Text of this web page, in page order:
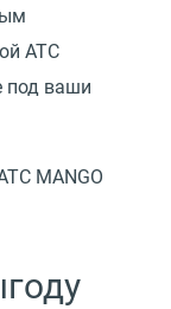
АТС
под ваши
MANGO